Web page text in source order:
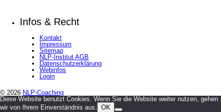
Infos & Recht
Kontakt
Impressum
Sitemap
NLP-Institut AGB
Datenschutzerklärung
Webinfos
Login
© 2026 NLP-Coaching
Diese Website benutzt Cookies. Wenn Sie die Website weiter nutzen, gehen
wir von Ihrem Einverständnis aus. OK